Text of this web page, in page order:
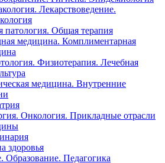
Лекарствоведение.
патология. Общая терапия
медицина. Комплиментарная
Физиотерапия. Лечебная
медицина. Внутренние
Онкология. Прикладные отрасли
здоровья
Образование. Педагогика